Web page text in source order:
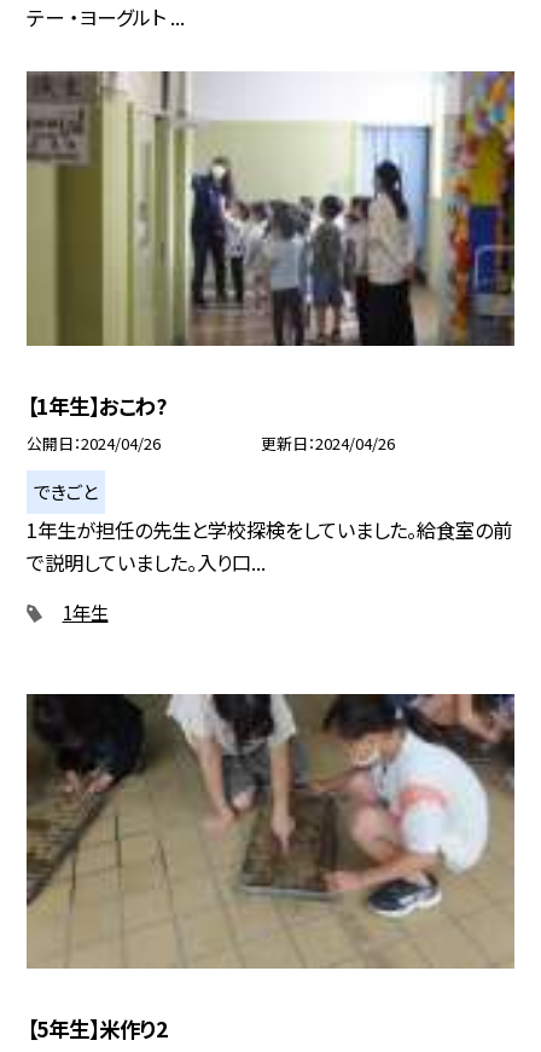
テー ・ヨーグルト ...
【1年生】おこわ?
公開日 2024/04/26 更新日 2024/04/26
できごと
1年生が担任の先生と学校探検をしていました。給食室の前
で説明していました。入り口...
1年生
【5年生】米作り2